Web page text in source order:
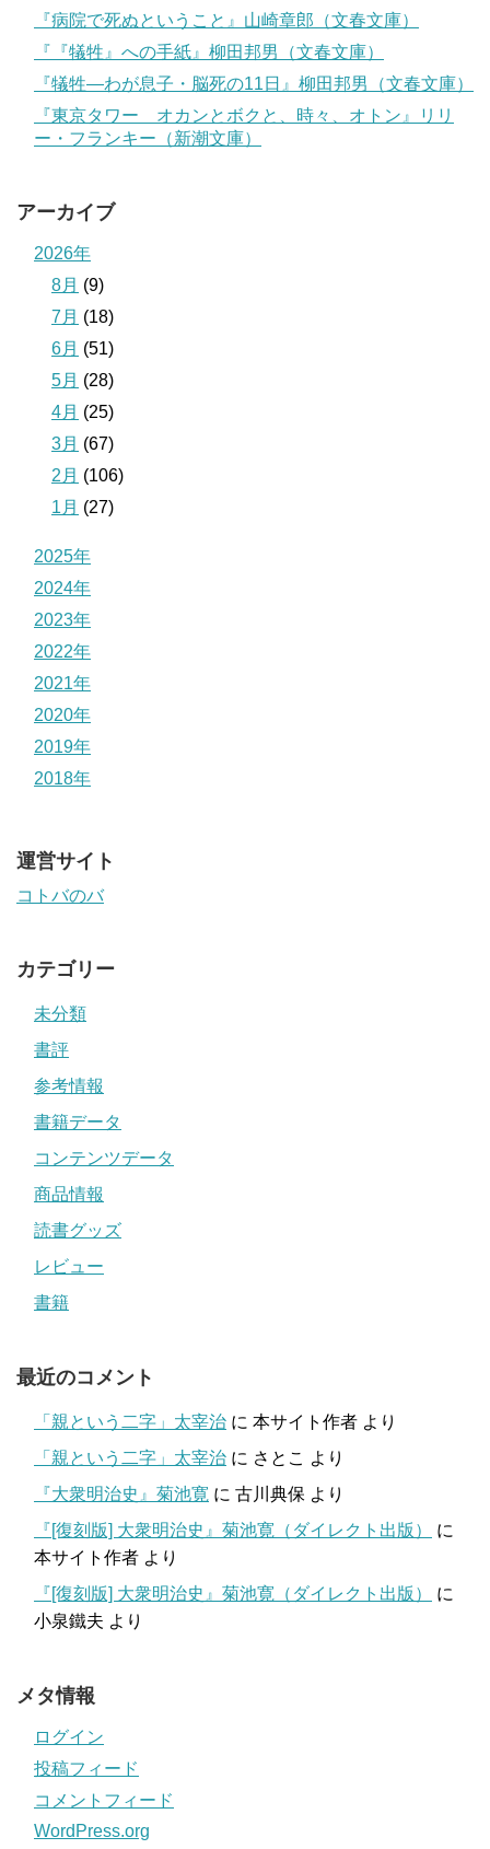
『病院で死ぬということ』山崎章郎（文春文庫）
『『犠牲』への手紙』柳田邦男（文春文庫）
『犠牲―わが息子・脳死の11日』柳田邦男（文春文庫）
『東京タワー オカンとボクと、時々、オトン』リリ
ー・フランキー（新潮文庫）
アーカイブ
2026年
8月 (9)
7月 (18)
6月 (51)
5月 (28)
4月 (25)
3月 (67)
2月 (106)
1月 (27)
2025年
2024年
2023年
2022年
2021年
2020年
2019年
2018年
運営サイト
コトバのバ
カテゴリー
未分類
書評
参考情報
書籍データ
コンテンツデータ
商品情報
読書グッズ
レビュー
書籍
最近のコメント
「親という二字」太宰治 に 本サイト作者 より
「親という二字」太宰治 に さとこ より
『大衆明治史』菊池寛 に 古川典保 より
『[復刻版] 大衆明治史』菊池寛（ダイレクト出版）
に
本サイト作者 より
『[復刻版] 大衆明治史』菊池寛（ダイレクト出版）
に
小泉鐵夫 より
メタ情報
ログイン
投稿フィード
コメントフィード
WordPress.org